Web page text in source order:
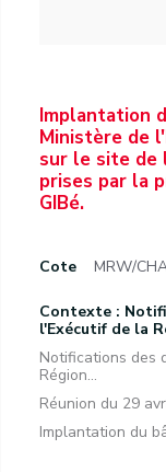
Implantation
Ministère de
sur le site de
prises par la
GIBé.
Cote MRW/
Contexte :
l'Exécutif de la
Notifications des
Région...
Réunion du 29
Implantation du